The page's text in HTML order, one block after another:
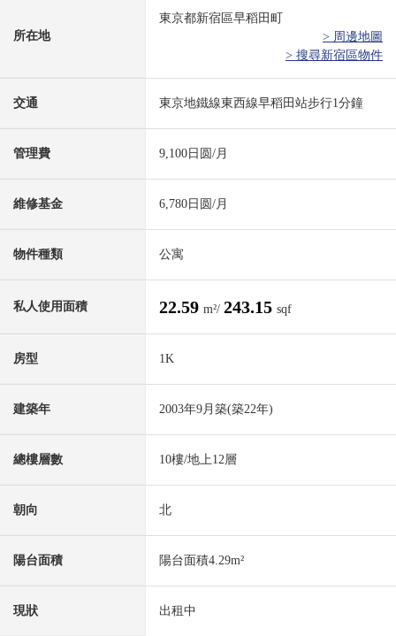
所在地
東京都新宿區早稻田町
> 周邊地圖
> 搜尋新宿區物件
交通 東京地鐵線東西線早稻田站步行1分鐘
管理費 9,100日圆/月
維修基金 6,780日圆/月
物件種類 公寓
私人使用面積 22.59 m²/ 243.15 sqf
房型 1K
建築年 2003年9月築(築22年)
總樓層數 10樓/地上12層
朝向 北
陽台面積 陽台面積4.29m²
現狀 出租中